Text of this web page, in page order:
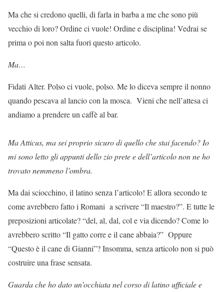
Ma che si credono quelli, di farla in barba a me che sono più
vecchio di loro? Ordine ci vuole! Ordine e disciplina! Vedrai se
prima o poi non salta fuori questo articolo.
Ma…
Fidati Alter. Polso ci vuole, polso. Me lo diceva sempre il nonno
quando pescava al lancio con la mosca. Vieni che nell’attesa ci
andiamo a prendere un caffè al bar.
Ma Atticus, ma sei proprio sicuro di quello che stai facendo? Io
mi sono letto gli appunti dello zio prete e dell’articolo non ne ho
trovato nemmeno l’ombra.
Ma dai sciocchino, il latino senza l’articolo! E allora secondo te
come avrebbero fatto i Romani a scrivere “Il maestro?”. E tutte le
preposizioni articolate? “del, al, dal, col e via dicendo? Come lo
avrebbero scritto “Il gatto corre e il cane abbaia?” Oppure
“Questo è il cane di Gianni”? Insomma, senza articolo non si può
costruire una frase sensata.
Guarda che ho dato un’occhiata nel corso di latino ufficiale e